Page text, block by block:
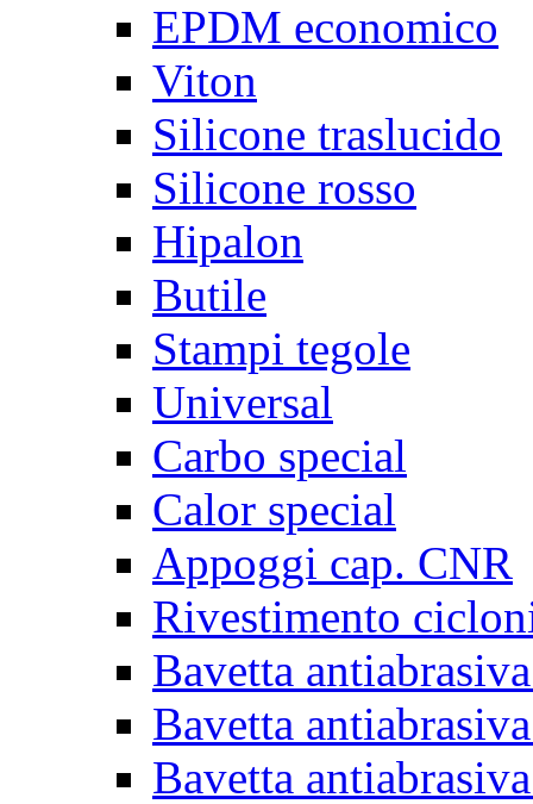
EPDM economico
Viton
Silicone traslucido
Silicone rosso
Hipalon
Butile
Stampi tegole
Universal
Carbo special
Calor special
Appoggi cap. CNR
Rivestimento
Bavetta
Bavetta
Bavetta